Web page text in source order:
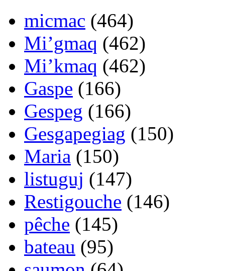
micmac (464)
Mi’gmaq (462)
Mi’kmaq (462)
Gaspe (166)
Gespeg (166)
Gesgapegiag (150)
Maria (150)
listuguj (147)
Restigouche (146)
pêche (145)
bateau (95)